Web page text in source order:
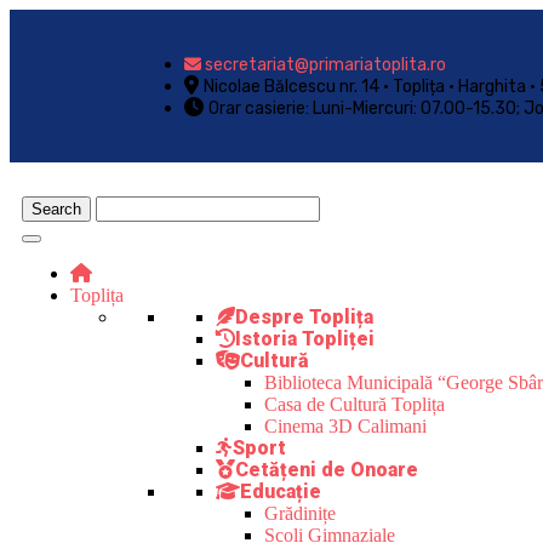
secretariat@primariatoplita.ro
Nicolae Bălcescu nr. 14 • Toplița • Harghita
Orar casierie: Luni-Miercuri: 07.00-15.30;
Toplița
Despre Toplița
Istoria Topliței
Cultură
Biblioteca Municipală “George
Casa de Cultură Toplița
Cinema 3D Calimani
Sport
Cetățeni de Onoare
Educație
Grădinițe
Școli Gimnaziale